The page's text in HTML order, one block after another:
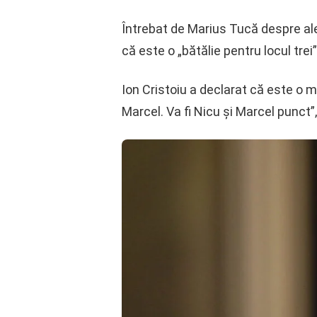
Întrebat de Marius Tucă despre
că este o „bătălie pentru locul
Ion Cristoiu a declarat că este o
Marcel. Va fi Nicu și Marcel